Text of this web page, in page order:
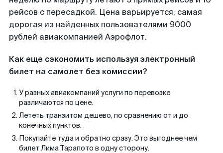
рейсов с пересадкой. Цена варьируется, самая
дорогая из найденных пользователями 9000
рублей авиакомпанией Аэрофлот.
Как еще сэкономить используя электронный
билет на самолет без комиссии?
У разных авиакомпаний услуги по перевозке
различаются по цене.
Лететь транзитом дешево, по сравнению от и до
конечных пунктов.
Покупайте туда и обратно сразу. Это выгоднее чем
билет Лима Тарапото в одну сторону.